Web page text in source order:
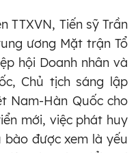
TTXVN, Tiến sỹ Trần
ương Mặt trận Tổ
hội Doanh nhân và
Chủ tịch sáng lập
Nam-Hàn Quốc cho
mới, việc phát huy
được xem là yếu